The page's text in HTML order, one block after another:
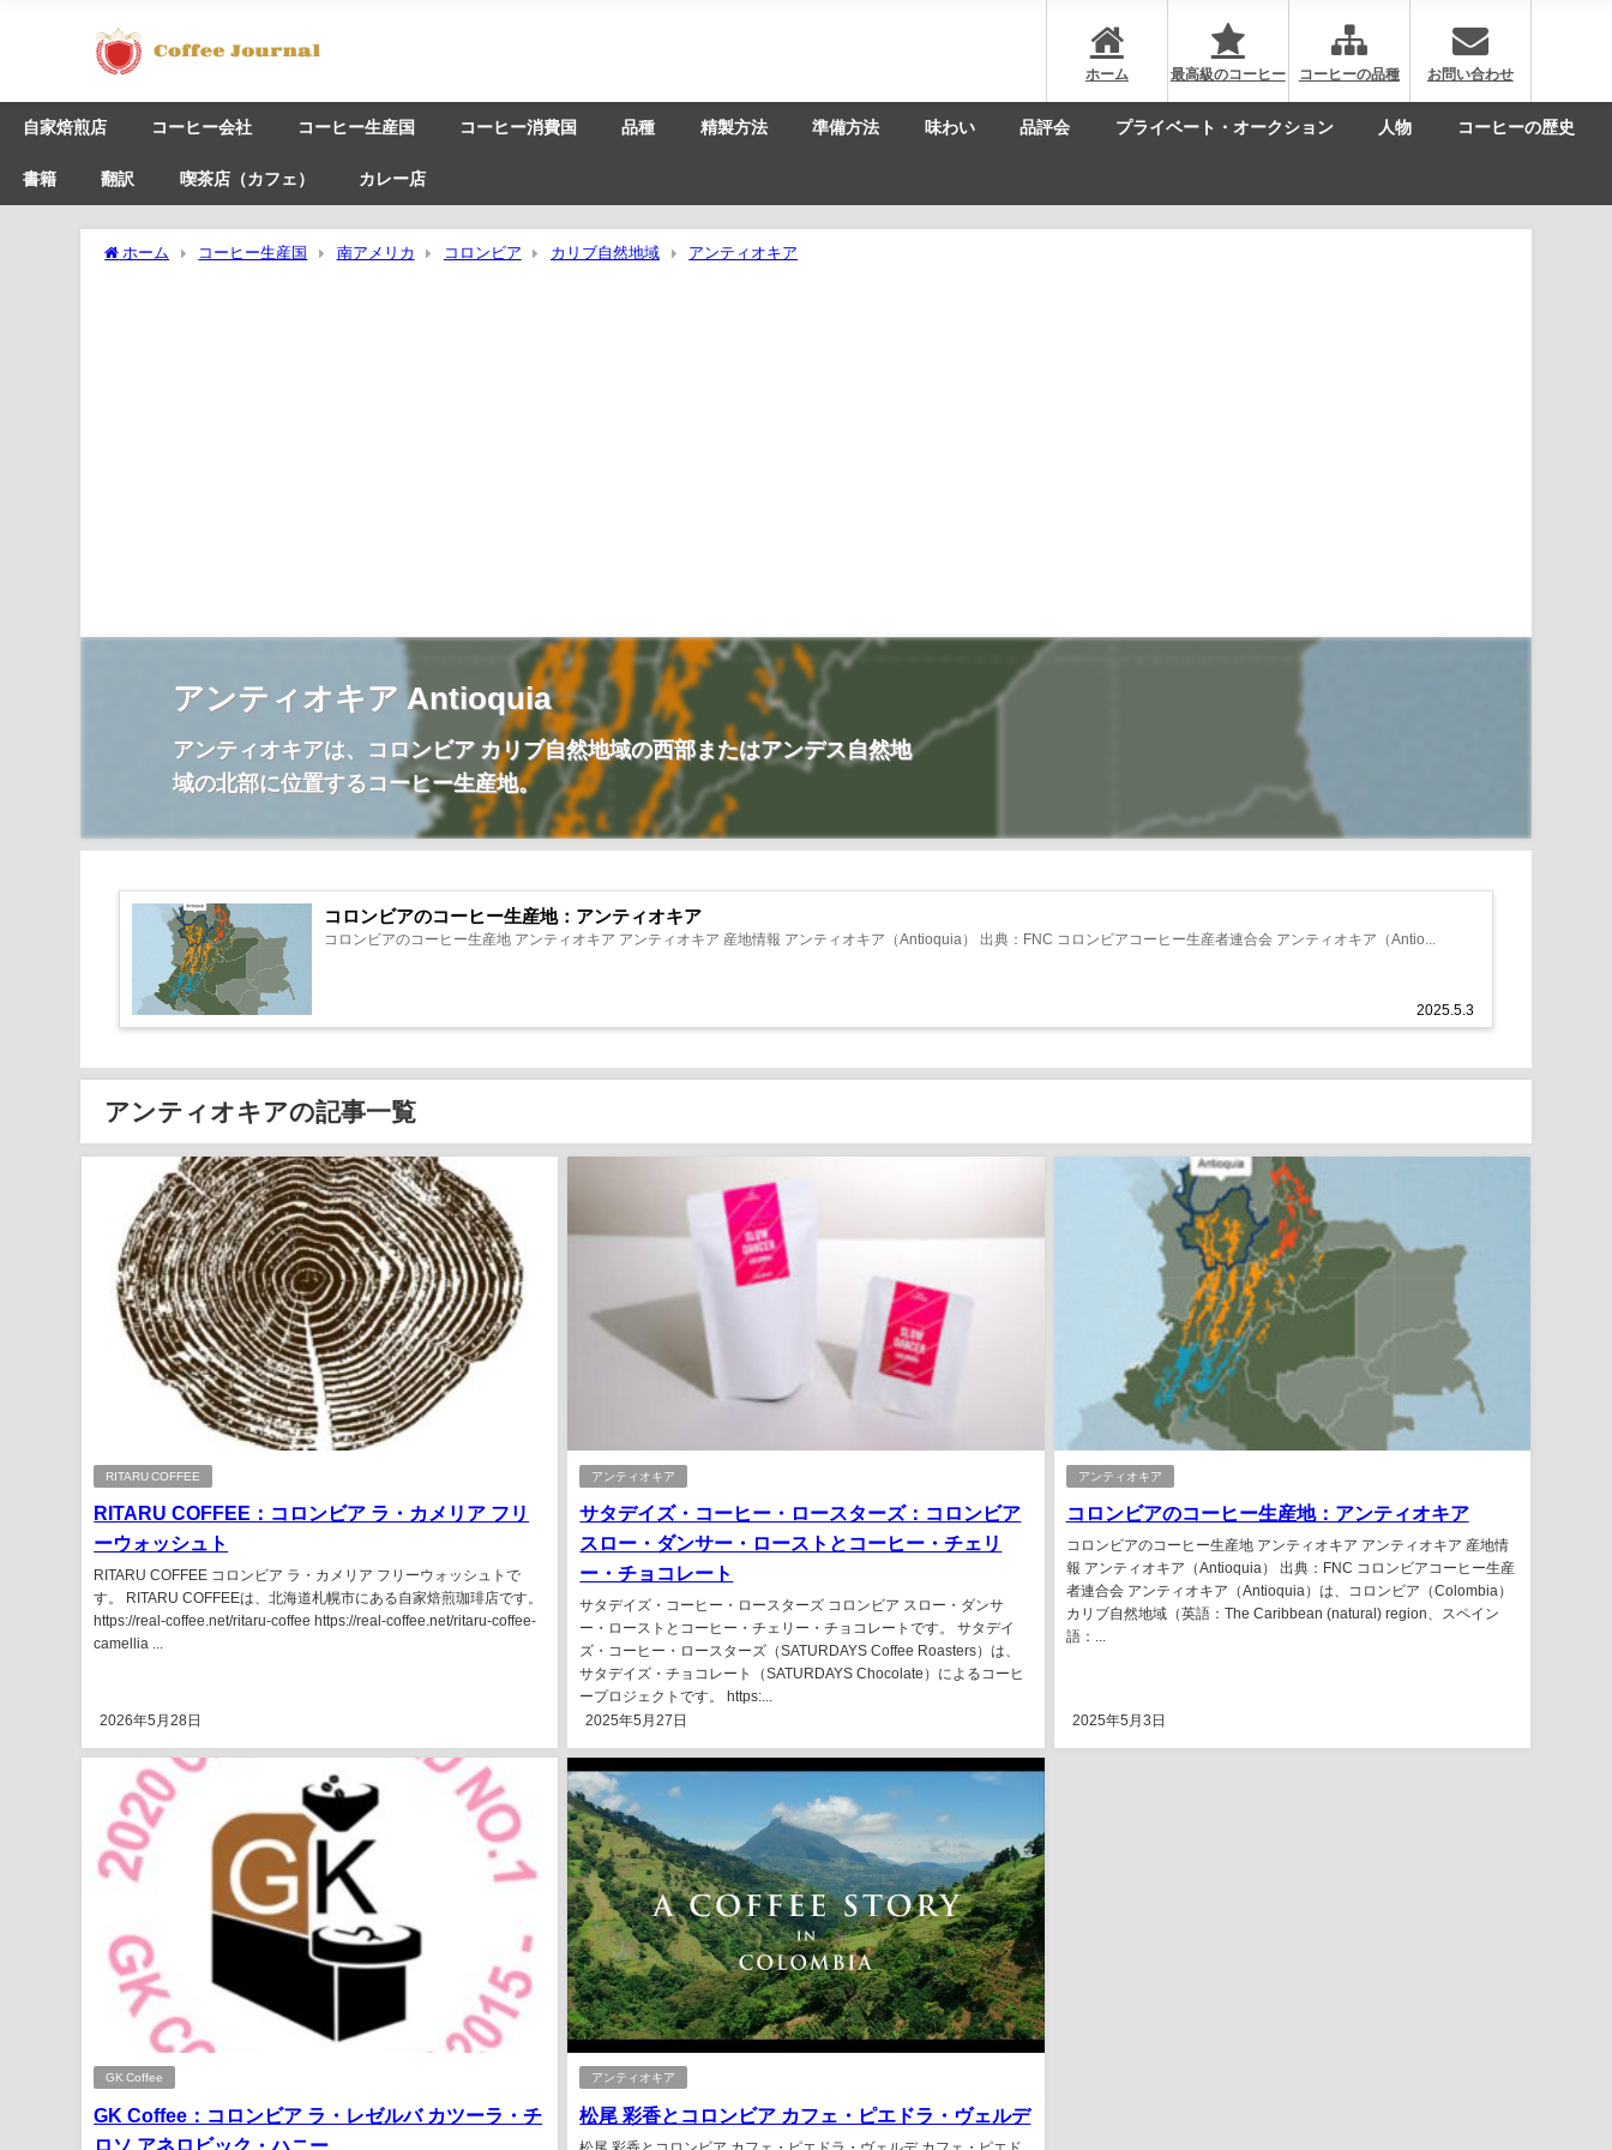
ホーム 最高級のコーヒー コーヒーの品種 お問い合わせ
自家焙煎店 コーヒー会社 コーヒー生産国 コーヒー消費国 品種 精製方法 準備方法 味わい 品評会 プライベート・オークション 人物 コーヒーの歴史
書籍 翻訳 喫茶店（カフェ） カレー店
ホーム コーヒー生産国 南アメリカ コロンビア カリブ自然地域 アンティオキア
アンティオキア Antioquia
アンティオキアは、コロンビア カリブ自然地域の西部またはアンデス自然地
域の北部に位置するコーヒー生産地。
コロンビアのコーヒー生産地：アンティオキア
2025.5.3
コロンビアのコーヒー生産地 アンティオキア アンティオキア 産地情報 アンティオキア（Antioquia） 出典：FNC コロンビアコーヒー生産者連合会 アンティオキア（Antio...
アンティオキアの記事一覧
RITARU COFFEE
RITARU COFFEE：コロンビア ラ・カメリア フリ
ーウォッシュト
RITARU COFFEE コロンビア ラ・カメリア フリーウォッシュトで
す。 RITARU COFFEEは、北海道札幌市にある自家焙煎珈琲店です。
https://real-coffee.net/ritaru-coffee https://real-coffee.net/ritaru-coffee-
camellia ...
2026年5月28日
アンティオキア
サタデイズ・コーヒー・ロースターズ：コロンビア
スロー・ダンサー・ローストとコーヒー・チェリ
ー・チョコレート
サタデイズ・コーヒー・ロースターズ コロンビア スロー・ダンサ
ー・ローストとコーヒー・チェリー・チョコレートです。 サタデイ
ズ・コーヒー・ロースターズ（SATURDAYS Coffee Roasters）は、
サタデイズ・チョコレート（SATURDAYS Chocolate）によるコーヒ
ープロジェクトです。 https:...
2025年5月27日
アンティオキア
コロンビアのコーヒー生産地：アンティオキア
コロンビアのコーヒー生産地 アンティオキア アンティオキア 産地情
報 アンティオキア（Antioquia） 出典：FNC コロンビアコーヒー生産
者連合会 アンティオキア（Antioquia）は、コロンビア（Colombia）
カリブ自然地域（英語：The Caribbean (natural) region、スペイン
語：...
2025年5月3日
GK Coffee
GK Coffee：コロンビア ラ・レゼルバ カツーラ・チ
ロソ アネロビック・ハニー
アンティオキア
松尾 彩香とコロンビア カフェ・ピエドラ・ヴェルデ
松尾 彩香とコロンビア カフェ・ピエドラ・ヴェルデ カフェ・ピエド